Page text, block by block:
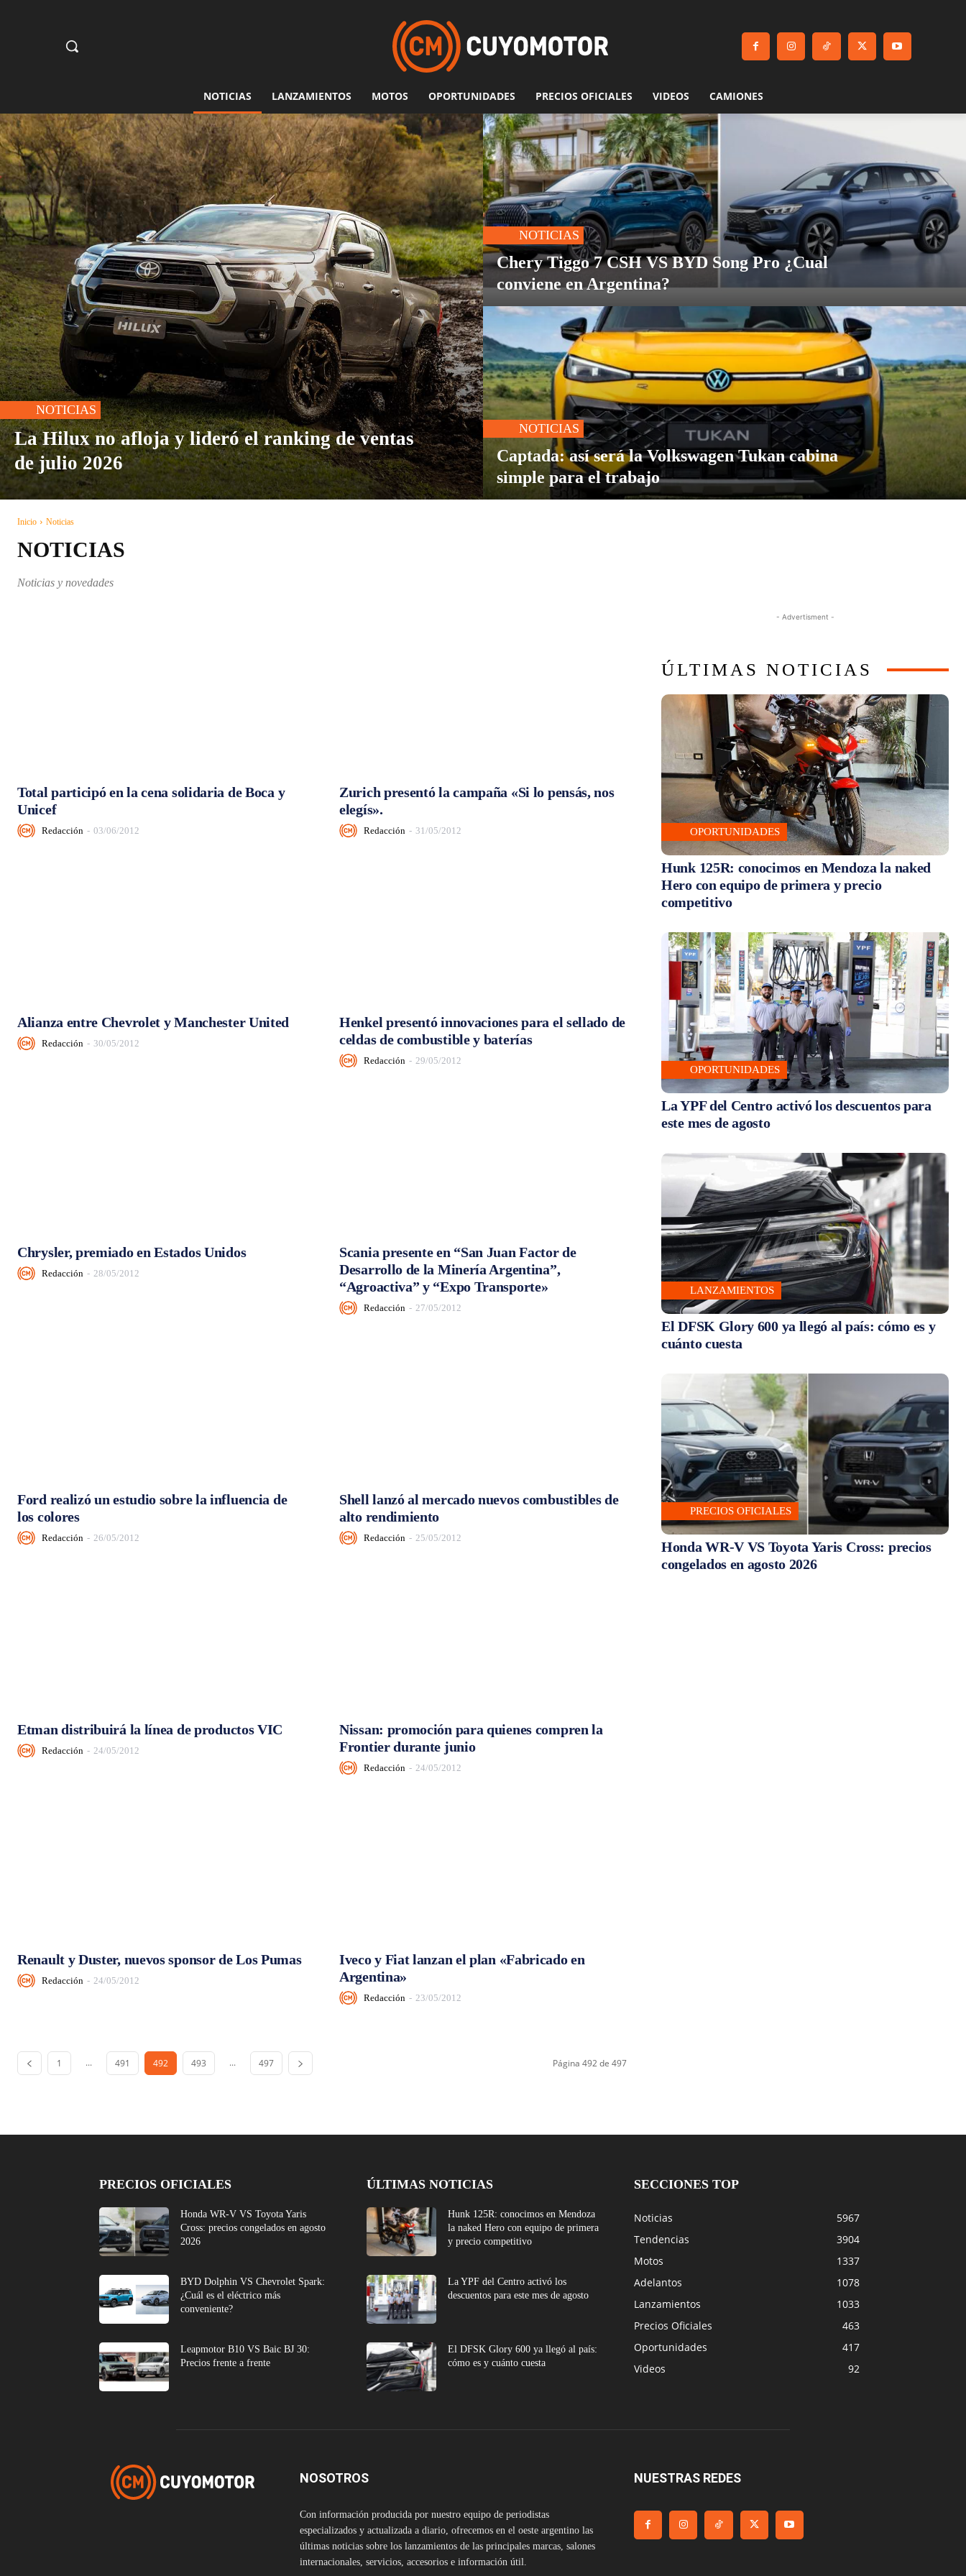
NOTICIAS LANZAMIENTOS MOTOS OPORTUNIDADES PRECIOS OFICIALES VIDEOS CAMIONES
NOTICIAS
La Hilux no afloja y lideró el ranking de ventas
de julio 2026
NOTICIAS
Chery Tiggo 7 CSH VS BYD Song Pro ¿Cual
conviene en Argentina?
NOTICIAS
Captada: así será la Volkswagen Tukan cabina
simple para el trabajo
Inicio Noticias
NOTICIAS
Noticias y novedades
Total participó en la cena solidaria de Boca y
Unicef
Redacción - 03/06/2012
Zurich presentó la campaña «Si lo pensás, nos
elegís».
Redacción - 31/05/2012
Alianza entre Chevrolet y Manchester United
Redacción - 30/05/2012
Henkel presentó innovaciones para el sellado de
celdas de combustible y baterías
Redacción - 29/05/2012
Chrysler, premiado en Estados Unidos
Redacción - 28/05/2012
Scania presente en “San Juan Factor de
Desarrollo de la Minería Argentina”,
“Agroactiva” y “Expo Transporte»
Redacción - 27/05/2012
Ford realizó un estudio sobre la influencia de
los colores
Redacción - 26/05/2012
Shell lanzó al mercado nuevos combustibles de
alto rendimiento
Redacción - 25/05/2012
Etman distribuirá la línea de productos VIC
Redacción - 24/05/2012
Nissan: promoción para quienes compren la
Frontier durante junio
Redacción - 24/05/2012
Renault y Duster, nuevos sponsor de Los Pumas
Redacción - 24/05/2012
Iveco y Fiat lanzan el plan «Fabricado en
Argentina»
Redacción - 23/05/2012
1 ... 491 492 493 ... 497 Página 492 de 497
- Advertisment -
ÚLTIMAS NOTICIAS
OPORTUNIDADES
Hunk 125R: conocimos en Mendoza la naked
Hero con equipo de primera y precio
competitivo
OPORTUNIDADES
La YPF del Centro activó los descuentos para
este mes de agosto
LANZAMIENTOS
El DFSK Glory 600 ya llegó al país: cómo es y
cuánto cuesta
PRECIOS OFICIALES
Honda WR-V VS Toyota Yaris Cross: precios
congelados en agosto 2026
PRECIOS OFICIALES
Honda WR-V VS Toyota Yaris
Cross: precios congelados en agosto
2026
BYD Dolphin VS Chevrolet Spark:
¿Cuál es el eléctrico más
conveniente?
Leapmotor B10 VS Baic BJ 30:
Precios frente a frente
ÚLTIMAS NOTICIAS
Hunk 125R: conocimos en Mendoza
la naked Hero con equipo de primera
y precio competitivo
La YPF del Centro activó los
descuentos para este mes de agosto
El DFSK Glory 600 ya llegó al país:
cómo es y cuánto cuesta
SECCIONES TOP
Noticias
5967
Tendencias
3904
Motos
1337
Adelantos
1078
Lanzamientos
1033
Precios Oficiales
463
Oportunidades
417
Videos
92
NOSOTROS
Con información producida por nuestro equipo de periodistas
especializados y actualizada a diario, ofrecemos en el oeste argentino las
últimas noticias sobre los lanzamientos de las principales marcas, salones
internacionales, servicios, accesorios e información útil.
NUESTRAS REDES